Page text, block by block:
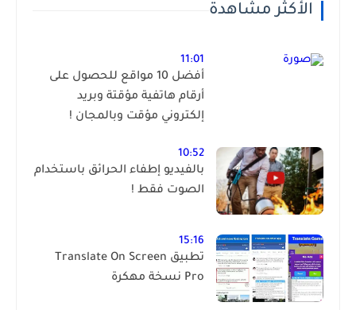
الأكثر مشاهدة
11:01
أفضل 10 مواقع للحصول على
أرقام هاتفية مؤقتة وبريد
إلكتروني مؤقت وبالمجان !
10:52
بالفيديو إطفاء الحرائق باستخدام
الصوت فقط !
15:16
تطبيق Translate On Screen
Pro نسخة مهكرة